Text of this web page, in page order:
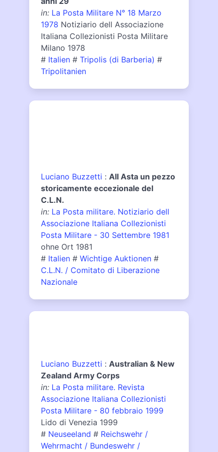
in: La Posta Militare N° 18 Marzo
1978 Notiziario dell Associazione
Italiana Collezionisti Posta Militare
Milano 1978
# Italien # Tripolis (di Barberia) #
Tripolitanien
Luciano Buzzetti : All Asta un pezzo
storicamente eccezionale del
C.L.N.
in: La Posta militare. Notiziario dell
Associazione Italiana Collezionisti
Posta Militare - 30 Settembre 1981
ohne Ort 1981
# Italien # Wichtige Auktionen #
C.L.N. / Comitato di Liberazione
Nazionale
Luciano Buzzetti : Australian & New
Zealand Army Corps
in: La Posta militare. Revista
Associazione Italiana Collezionisti
Posta Militare - 80 febbraio 1999
Lido di Venezia 1999
# Neuseeland # Reichswehr /
Wehrmacht / Bundeswehr /